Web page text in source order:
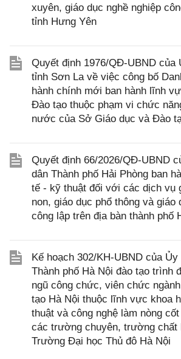
xuyên, giáo dục nghề nghiệp
tỉnh Hưng Yên
Quyết định 1976/QĐ-UBND của
tỉnh Sơn La về việc công bố
hành chính mới ban hành lĩnh
Đào tạo thuộc phạm vi chức
nước của Sở Giáo dục và Đào
Quyết định 66/2026/QĐ-UBND
dân Thành phố Hải Phòng ban
tế - kỹ thuật đối với các dịch vụ
non, giáo dục phổ thông và
công lập trên địa bàn thành phố
Kế hoạch 302/KH-UBND của Ủy
Thành phố Hà Nội đào tạo trình
ngũ công chức, viên chức
tạo Hà Nội thuộc lĩnh vực khoa
thuật và công nghệ làm nòng
các trường chuyên, trường chất
Trường Đại học Thủ đô Hà Nội